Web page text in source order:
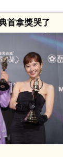
首拿獎哭了